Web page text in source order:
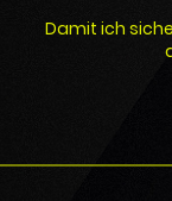
Damit ich